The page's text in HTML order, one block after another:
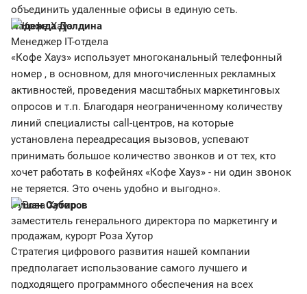
объединить удаленные офисы в единую сеть.
Надежда Долдина
Менеджер IT-отдела
«Кофе Хауз» использует многоканальный телефонный
номер , в основном, для многочисленных рекламных
активностей, проведения масштабных маркетинговых
опросов и т.п. Благодаря неограниченному количеству
линий специалисты call-центров, на которые
установлена переадресация вызовов, успевают
принимать большое количество звонков и от тех, кто
хочет работать в кофейнях «Кофе Хауз» - ни один звонок
не теряется. Это очень удобно и выгодно».
Рушан Сабиров
заместитель генерального директора по маркетингу и
продажам, курорт Роза Хутор
Стратегия цифрового развития нашей компании
предполагает использование самого лучшего и
подходящего программного обеспечения на всех